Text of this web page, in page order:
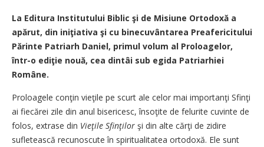
La Editura Institutului Biblic şi de Misiune Ortodoxă a
apărut, din iniţiativa şi cu binecuvântarea Preafericitului
Părinte Patriarh Daniel, primul volum al Proloagelor,
într-o ediţie nouă, cea dintâi sub egida Patriarhiei
Române.
Proloagele conţin vieţile pe scurt ale celor mai importanţi Sfinţi
ai fiecărei zile din anul bisericesc, însoţite de felurite cuvinte de
folos, extrase din Vieţile Sfinţilor şi din alte cărţi de zidire
sufletească recunoscute în spiritualitatea ortodoxă. Ele sunt